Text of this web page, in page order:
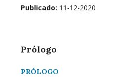
Publicado: 11-12-2020
Prólogo
PRÓLOGO